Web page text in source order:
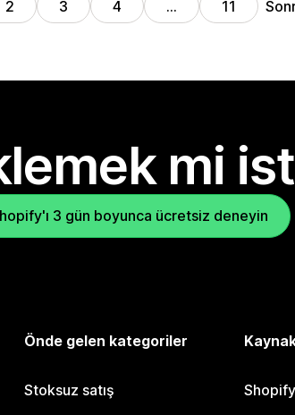
2 3 4 … 11
mi
3 gün boyunca ücretsiz deneyin
Önde gelen kategoriler
Stoksuz satış